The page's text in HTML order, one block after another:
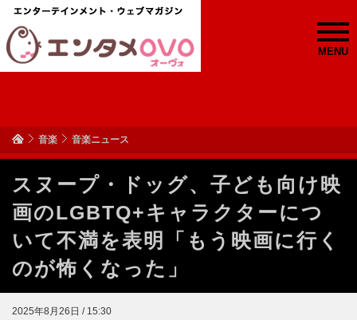
MENU
音楽 音楽ニュース
スヌープ・ドッグ、子ども向け映
画のLGBTQ+キャラクターにつ
いて不満を表明「もう映画に行く
のが怖くなった」
2025年8月26日 / 15:30